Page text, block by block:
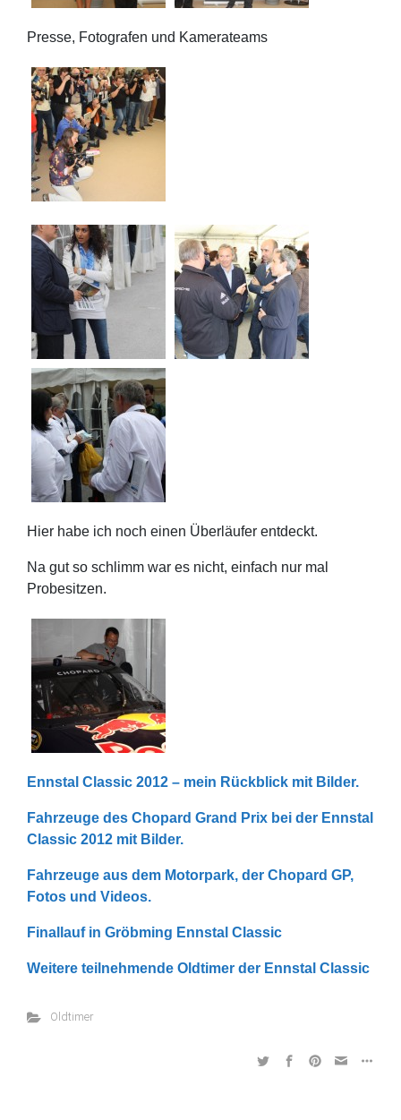
Presse, Fotografen und Kamerateams
Hier habe ich noch einen Überläufer entdeckt.
Na gut so schlimm war es nicht, einfach nur mal
Probesitzen.
Ennstal Classic 2012 – mein Rückblick mit Bilder.
Fahrzeuge des Chopard Grand Prix bei der Ennstal
Classic 2012 mit Bilder.
Fahrzeuge aus dem Motorpark, der Chopard GP,
Fotos und Videos.
Finallauf in Gröbming Ennstal Classic
Weitere teilnehmende Oldtimer der Ennstal Classic
Oldtimer